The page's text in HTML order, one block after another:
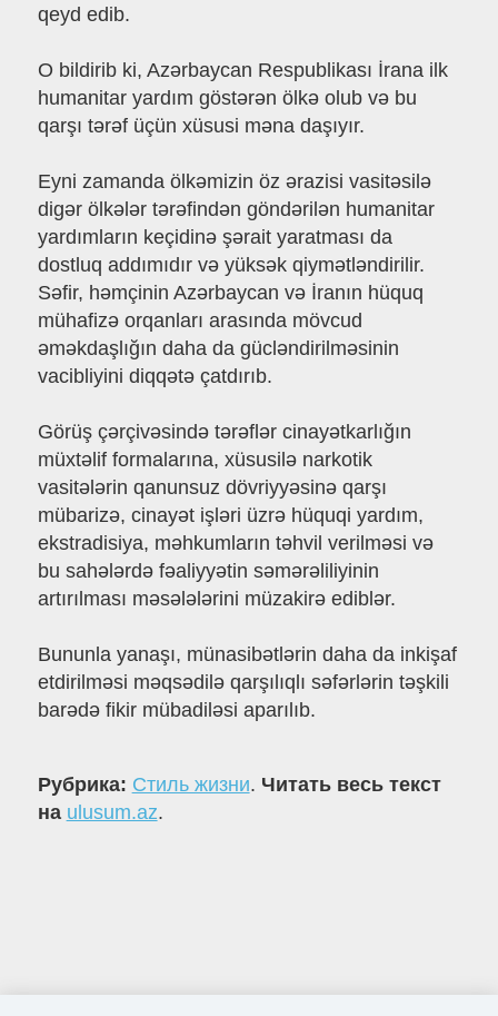
qeyd edib.
O bildirib ki, Azərbaycan Respublikası İrana ilk
humanitar yardım göstərən ölkə olub və bu
qarşı tərəf üçün xüsusi məna daşıyır.
Eyni zamanda ölkəmizin öz ərazisi vasitəsilə
digər ölkələr tərəfindən göndərilən humanitar
yardımların keçidinə şərait yaratması da
dostluq addımıdır və yüksək qiymətləndirilir.
Səfir, həmçinin Azərbaycan və İranın hüquq
mühafizə orqanları arasında mövcud
əməkdaşlığın daha da gücləndirilməsinin
vacibliyini diqqətə çatdırıb.
Görüş çərçivəsində tərəflər cinayətkarlığın
müxtəlif formalarına, xüsusilə narkotik
vasitələrin qanunsuz dövriyyəsinə qarşı
mübarizə, cinayət işləri üzrə hüquqi yardım,
ekstradisiya, məhkumların təhvil verilməsi və
bu sahələrdə fəaliyyətin səmərəliliyinin
artırılması məsələlərini müzakirə ediblər.
Bununla yanaşı, münasibətlərin daha da inkişaf
etdirilməsi məqsədilə qarşılıqlı səfərlərin təşkili
barədə fikir mübadiləsi aparılıb.
Рубрика: Стиль жизни. Читать весь текст
на ulusum.az.